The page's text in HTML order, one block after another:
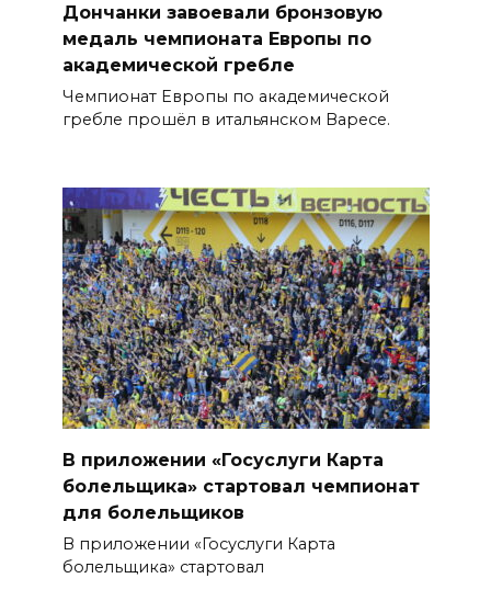
Дончанки завоевали бронзовую
медаль чемпионата Европы по
академической гребле
Чемпионат Европы по академической
гребле прошёл в итальянском Варесе.
В приложении «Госуслуги Карта
болельщика» стартовал чемпионат
для болельщиков
В приложении «Госуслуги Карта
болельщика» стартовал